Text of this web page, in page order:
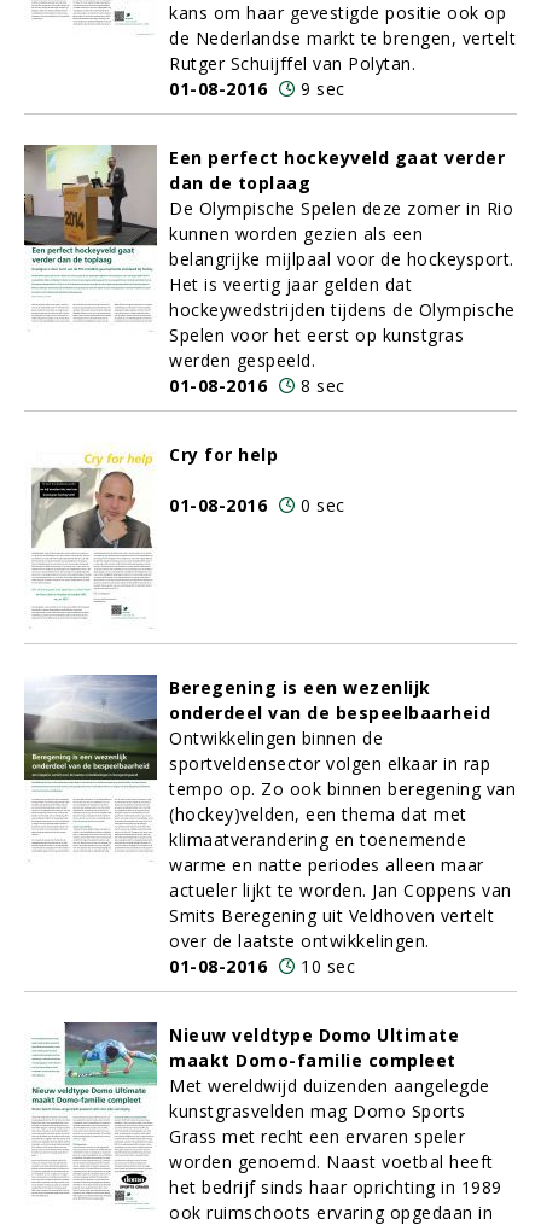
kans om haar gevestigde positie ook op
de Nederlandse markt te brengen, vertelt
Rutger Schuijffel van Polytan.
01-08-2016
9 sec
Een perfect hockeyveld gaat verder
dan de toplaag
De Olympische Spelen deze zomer in Rio
kunnen worden gezien als een
belangrijke mijlpaal voor de hockeysport.
Het is veertig jaar gelden dat
hockeywedstrijden tijdens de Olympische
Spelen voor het eerst op kunstgras
werden gespeeld.
01-08-2016
8 sec
Cry for help
01-08-2016 0 sec
Beregening is een wezenlijk
onderdeel van de bespeelbaarheid
Ontwikkelingen binnen de
sportveldensector volgen elkaar in rap
tempo op. Zo ook binnen beregening van
(hockey)velden, een thema dat met
klimaatverandering en toenemende
warme en natte periodes alleen maar
actueler lijkt te worden. Jan Coppens van
Smits Beregening uit Veldhoven vertelt
over de laatste ontwikkelingen.
01-08-2016
10 sec
Nieuw veldtype Domo Ultimate
maakt Domo-familie compleet
Met wereldwijd duizenden aangelegde
kunstgrasvelden mag Domo Sports
Grass met recht een ervaren speler
worden genoemd. Naast voetbal heeft
het bedrijf sinds haar oprichting in 1989
ook ruimschoots ervaring opgedaan in